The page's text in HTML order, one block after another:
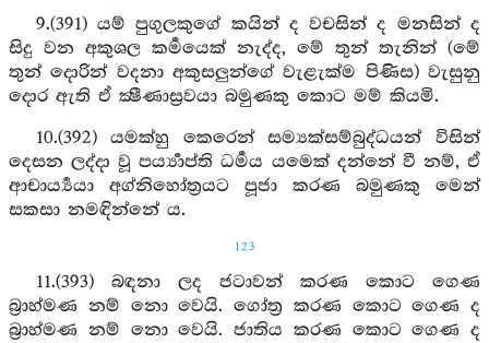
9.(391) යම් පුගුලකුගේ කයින් ද වචසින් ද මනසින් ද
සිදු වන අකුශල කර්‍මයෙක් නැද්ද, මේ තුන් තැනින් (මේ
තුන් දොරින් වදනා අකුසලුන්ගේ වැළැක්ම පිණිස) වැසුනු
දොර ඇති ඒ ක්‍ෂීණාස්‍රවයා බමුණකු කොට මම් කියමි.
10.(392) යමක්හු කෙරෙන් සම්‍යක්සම්බුද්ධයන් විසින්
දෙසන ලද්දා වූ පර්‍ය්‍යාප්ති ධර්‍මය යමෙක් දන්නේ වී නම්, ඒ
ආචාර්‍ය්‍යයා අග්නිහෝත්‍රයට පූජා කරණ බමුණකු මෙන්
සකසා නමඳින්නේ ය.
123
11.(393) බඳනා ලද ජටාවන් කරණ කොට ගෙණ
බ්‍රාහ්මණ නම් නො වෙයි. ගෝත්‍ර කරණ කොට ගෙණ ද
බ්‍රාහ්මණ නම් නො වෙයි. ජාතිය කරණ කොට ගෙණ ද